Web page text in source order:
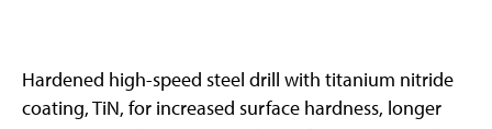
Hardened high-speed steel drill with titanium nitride
coating, TiN, for increased surface hardness, longer